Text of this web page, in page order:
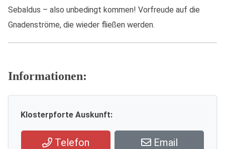
Sebaldus – also unbedingt kommen! Vorfreude auf die
Gnadenströme, die wieder fließen werden.
Informationen:
Klosterpforte Auskunft:
Telefon Email